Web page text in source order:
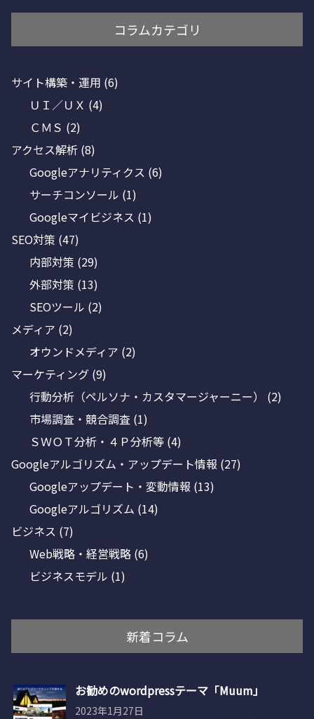
コラムカテゴリ
サイト構築・運用 (6)
ＵＩ／ＵＸ (4)
ＣＭＳ (2)
アクセス解析 (8)
Googleアナリティクス (6)
サーチコンソール (1)
Googleマイビジネス (1)
SEO対策 (47)
内部対策 (29)
外部対策 (13)
SEOツール (2)
メディア (2)
オウンドメディア (2)
マーケティング (9)
行動分析（ペルソナ・カスタマージャーニー） (2)
市場調査・競合調査 (1)
ＳＷＯＴ分析・４Ｐ分析等 (4)
Googleアルゴリズム・アップデート情報 (27)
Googleアップデート・変動情報 (13)
Googleアルゴリズム (14)
ビジネス (7)
Web戦略・経営戦略 (6)
ビジネスモデル (1)
新着コラム
お勧めのwordpressテーマ「Muum」
2023年1月27日